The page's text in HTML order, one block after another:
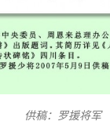
供稿：罗援将